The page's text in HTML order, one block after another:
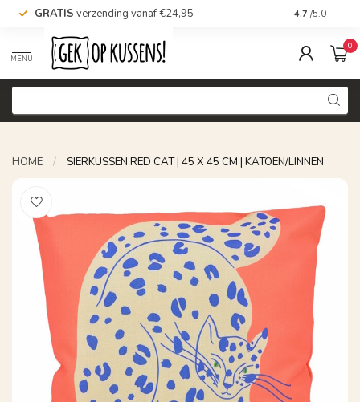
GRATIS verzending vanaf €24,95 Voor 16.00
4.7 /5.0
MENU
0
HOME / SIERKUSSEN RED CAT | 45 X 45 CM | KATOEN/LINNEN